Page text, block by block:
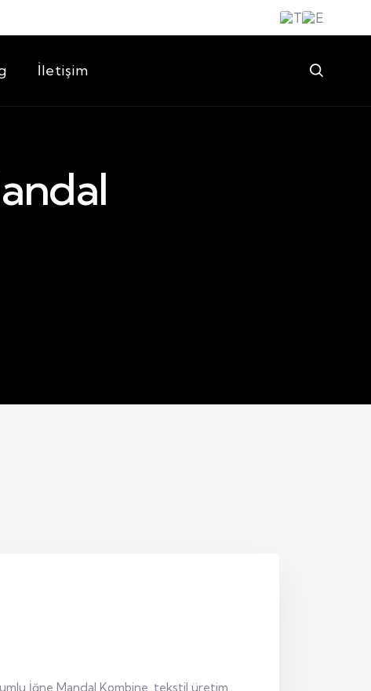
İletişim
İğne Mandal Kombine, tekstil üretim